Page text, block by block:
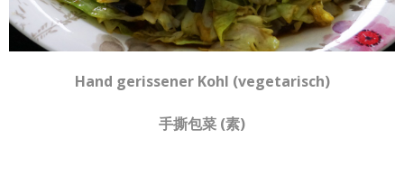
Hand gerissener Kohl (vegetarisch)
手撕包菜 (素)